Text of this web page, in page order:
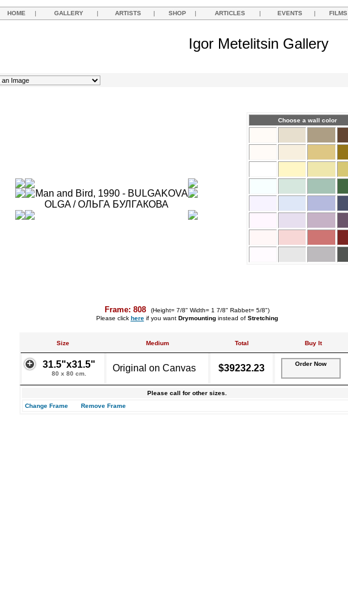
HOME | GALLERY | ARTISTS | SHOP | ARTICLES | EVENTS | FILMS
Igor Metelitsin Gallery
Choose a wall color
Frame: 808
(Height= 7/8" Width= 1 7/8" Rabbet= 5/8")
Please click hereif you want Drymountinginstead of Stretching
Size Medium Total Buy It
31.5"x31.5"
80 x 80 cm.
Original on Canvas $39232.23 Order Now
Please call for other sizes.
Change Frame
Remove Frame